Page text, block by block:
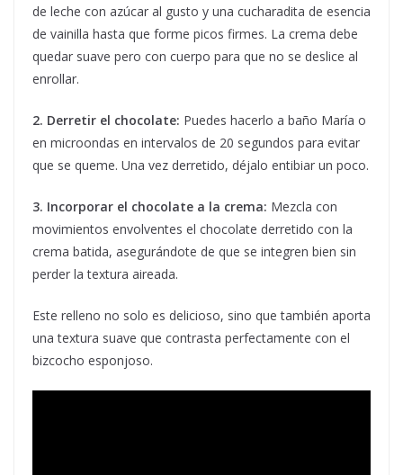
de leche con azúcar al gusto y una cucharadita de esencia
de vainilla hasta que forme picos firmes. La crema debe
quedar suave pero con cuerpo para que no se deslice al
enrollar.
2. Derretir el chocolate: Puedes hacerlo a baño María o
en microondas en intervalos de 20 segundos para evitar
que se queme. Una vez derretido, déjalo entibiar un poco.
3. Incorporar el chocolate a la crema: Mezcla con
movimientos envolventes el chocolate derretido con la
crema batida, asegurándote de que se integren bien sin
perder la textura aireada.
Este relleno no solo es delicioso, sino que también aporta
una textura suave que contrasta perfectamente con el
bizcocho esponjoso.